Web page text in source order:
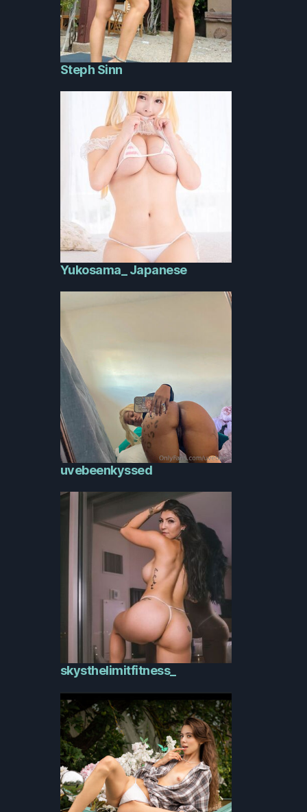
Steph Sinn
Yukosama_ Japanese
uvebeenkyssed
skysthelimitfitness_